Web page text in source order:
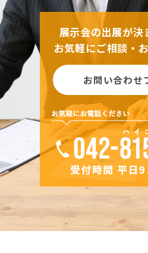
展示会の出展が決
お気軽にご相談・
お問い合わせ